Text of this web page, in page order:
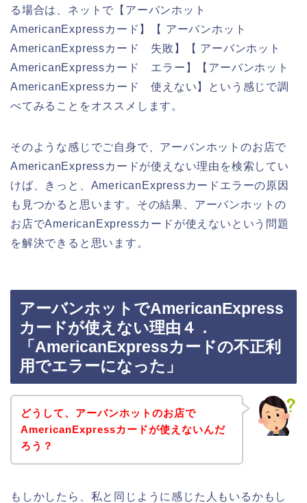
る場合は、ネットで【アーバンホット
AmericanExpressカード】【 アーバンホット
AmericanExpressカード 失敗】【 アーバンホット
AmericanExpressカード エラー】【アーバンホット
AmericanExpressカード 使えない】という感じで調
べてみることをオススメします。
そのような感じでご自身で、アーバンホットのお店で
AmericanExpressカードが使えない理由を検索してい
けば、きっと、AmericanExpressカードエラーの原因
も見つかると思います。その結果、アーバンホットの
お店でAmericanExpressカードが使えないという問題
を解決できると思います。
アーバンホットでAmericanExpress
カードが使えない理由４．
「AmericanExpressカードの不正利
用でエラーになった」
どうして、アーバンホットのお店で
AmericanExpressカードが使えないんだ
ろう？
もしかしたら、私と同じように感じた人もいるかもし